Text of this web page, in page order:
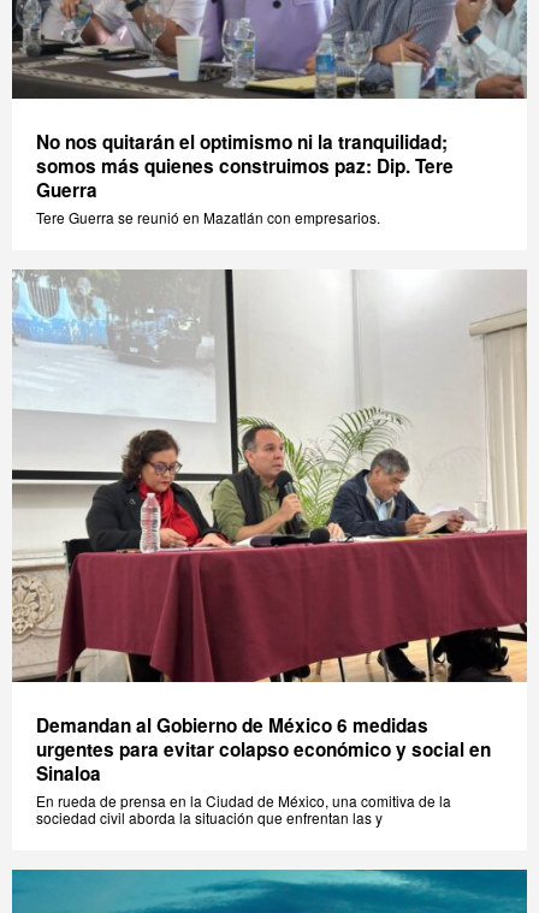
No nos quitarán el optimismo ni la tranquilidad;
somos más quienes construimos paz: Dip. Tere
Guerra
Tere Guerra se reunió en Mazatlán con empresarios.
Demandan al Gobierno de México 6 medidas
urgentes para evitar colapso económico y social en
Sinaloa
En rueda de prensa en la Ciudad de México, una comitiva de la
sociedad civil aborda la situación que enfrentan las y